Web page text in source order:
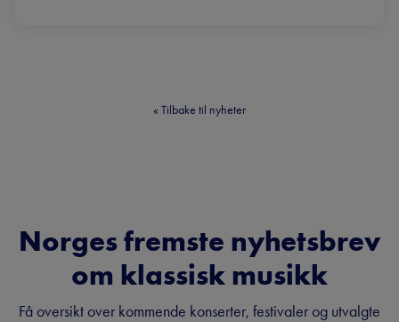
« Tilbake til nyheter
Norges fremste nyhetsbrev
om klassisk musikk
Få oversikt over kommende konserter, festivaler og utvalgte